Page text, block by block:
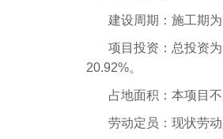
建设周期：施工期
项目投资：总投资
20.92%。
占地面积：本项目
劳动定员：现状劳